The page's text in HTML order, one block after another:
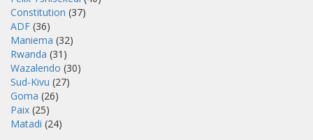
Constitution (37)
ADF (36)
Maniema (32)
Rwanda (31)
Wazalendo (30)
Sud-Kivu (27)
Goma (26)
Paix (25)
Matadi (24)